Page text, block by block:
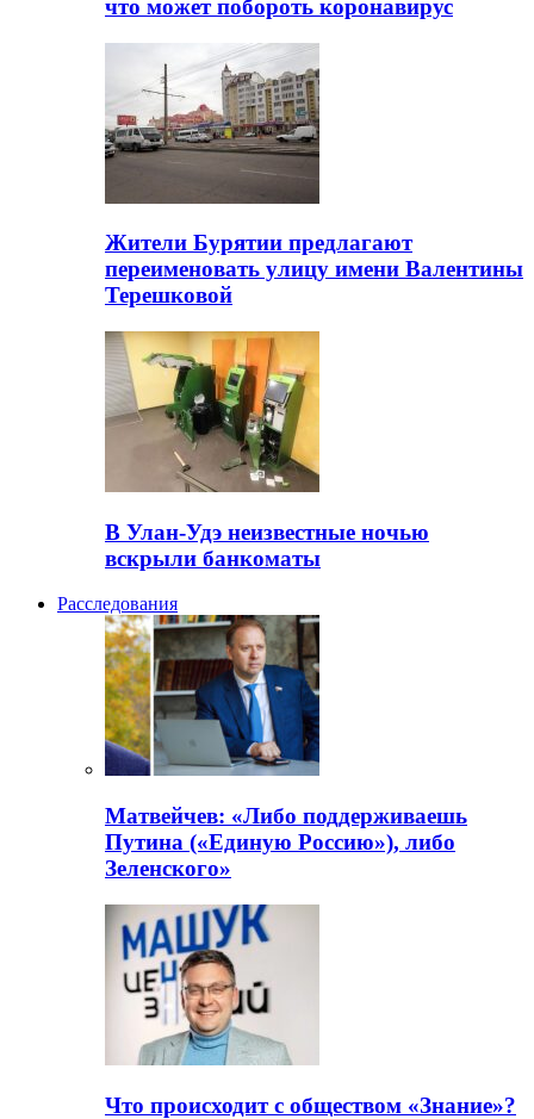
что может побороть коронавирус
Жители Бурятии предлагают
переименовать улицу имени Валентины
Терешковой
В Улан-Удэ неизвестные ночью
вскрыли банкоматы
Расследования
Матвейчев: «Либо поддерживаешь
Путина («Единую Россию»), либо
Зеленского»
Что происходит с обществом «Знание»?